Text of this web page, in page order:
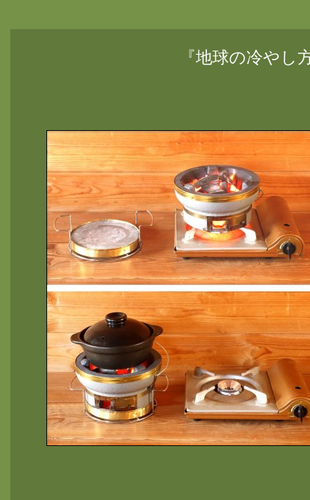
『地球の冷や